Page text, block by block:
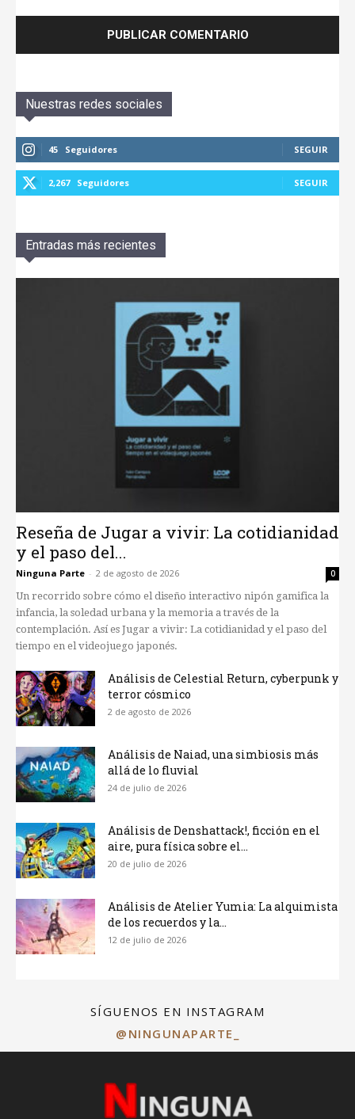
Nuestras redes sociales
45 Seguidores SEGUIR
2,267 Seguidores SEGUIR
Entradas más recientes
Reseña de Jugar a vivir: La cotidianidad
y el paso del...
Ninguna Parte - 2 de agosto de 2026 0
Un recorrido sobre cómo el diseño interactivo nipón gamifica la
infancia, la soledad urbana y la memoria a través de la
contemplación. Así es Jugar a vivir: La cotidianidad y el paso del
tiempo en el videojuego japonés.
Análisis de Celestial Return, cyberpunk y
terror cósmico
2 de agosto de 2026
Análisis de Naiad, una simbiosis más
allá de lo fluvial
24 de julio de 2026
Análisis de Denshattack!, ficción en el
aire, pura física sobre el...
20 de julio de 2026
Análisis de Atelier Yumia: La alquimista
de los recuerdos y la...
12 de julio de 2026
SÍGUENOS EN INSTAGRAM
@NINGUNAPARTE_